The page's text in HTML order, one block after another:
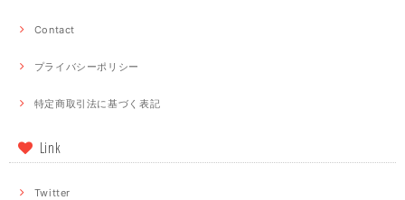
Contact
プライバシーポリシー
特定商取引法に基づく表記
Link
Twitter